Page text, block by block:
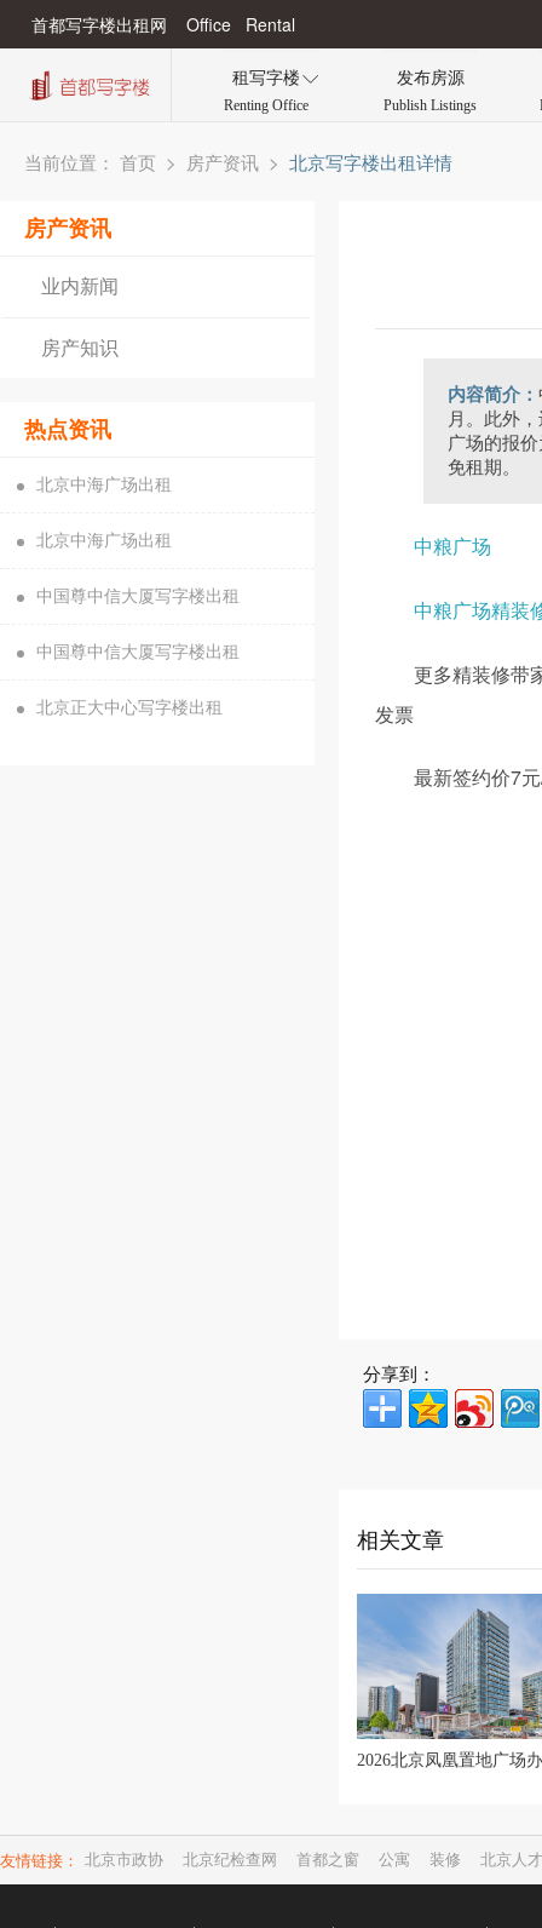
首都写字楼出租网 Office Rental
租写字楼
Renting Office
 发布房源
Publish Listings
当前位置： 首页 > 房产资讯 > 北京写字楼出租详情
房产资讯
业内新闻
房产知识
热点资讯
北京中海广场出租
北京中海广场出租
中国尊中信大厦写字楼出租
中国尊中信大厦写字楼出租
北京正大中心写字楼出租
内容简介：
月。此外
广场的报
免租期。
中粮广场
中粮广场精装
更多精装修带
发票
最新签约价7
分享到：
相关文章
友情链接： 北京市政协 北京纪检查网 首都之窗 公寓 装修 北京人